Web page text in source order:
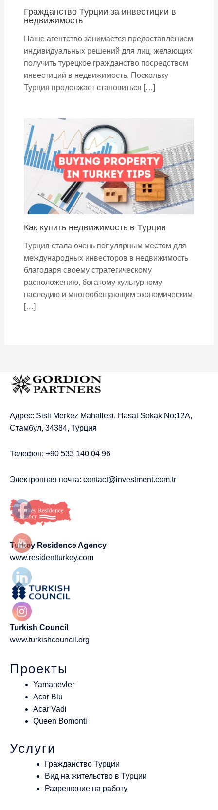
Гражданство Турции за инвестиции в
недвижимость
Наше агентство занимается предоставлением
индивидуальных решений для лиц, желающих
получить турецкое гражданство посредством
инвестиций в недвижимость. Поскольку
Турция продолжает становиться […]
Как купить недвижимость в Турции
Турция стала очень популярным местом для
международных инвесторов в недвижимость
благодаря своему стратегическому
расположению, богатому культурному
наследию и многообещающим экономическим
[…]
Адрес: Sisli Merkez Mahallesi, Hasat Sokak No:12A,
Стамбул, 34384, Турция
Телефон: +90 533 140 04 96
Электронная почта: contact@investment.com.tr
Turkey Residence Agency
www.residentturkey.com
Turkish Council
www.turkishcouncil.org
Проекты
Yamanevler
Acar Blu
Acar Vadi
Queen Bomonti
Услуги
Гражданство Турции
Вид на жительство в Турции
Разрешение на работу